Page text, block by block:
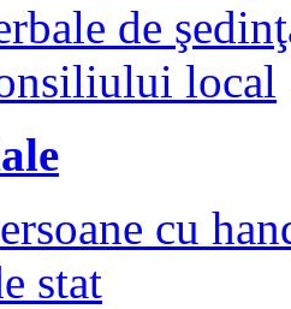
de
local
cu
stat